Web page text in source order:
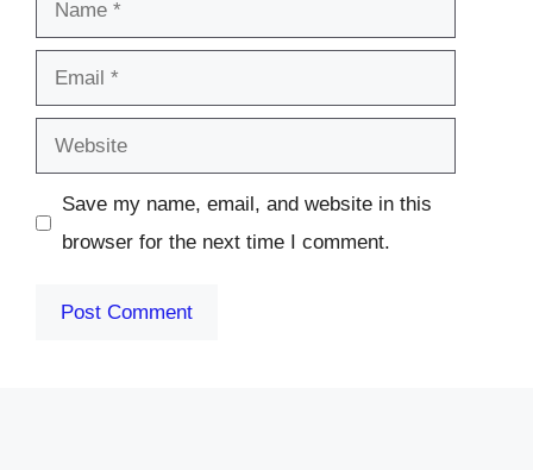
Email
Website
Save my name, email, and website in this
browser for the next time I comment.